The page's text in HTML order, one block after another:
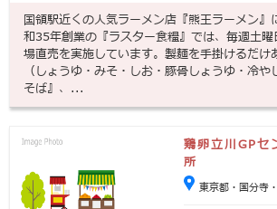
国領駅近くの人気ラーメン店『熊王ラーメン』
和35年創業の『ラスター食糧』では、毎週土
場直売を実施しています。製麺を手掛けるだけ
（しょうゆ・みそ・しお・豚骨しょうゆ・冷
そば』、...
鶏卵立川GP
所
東京都・国分寺